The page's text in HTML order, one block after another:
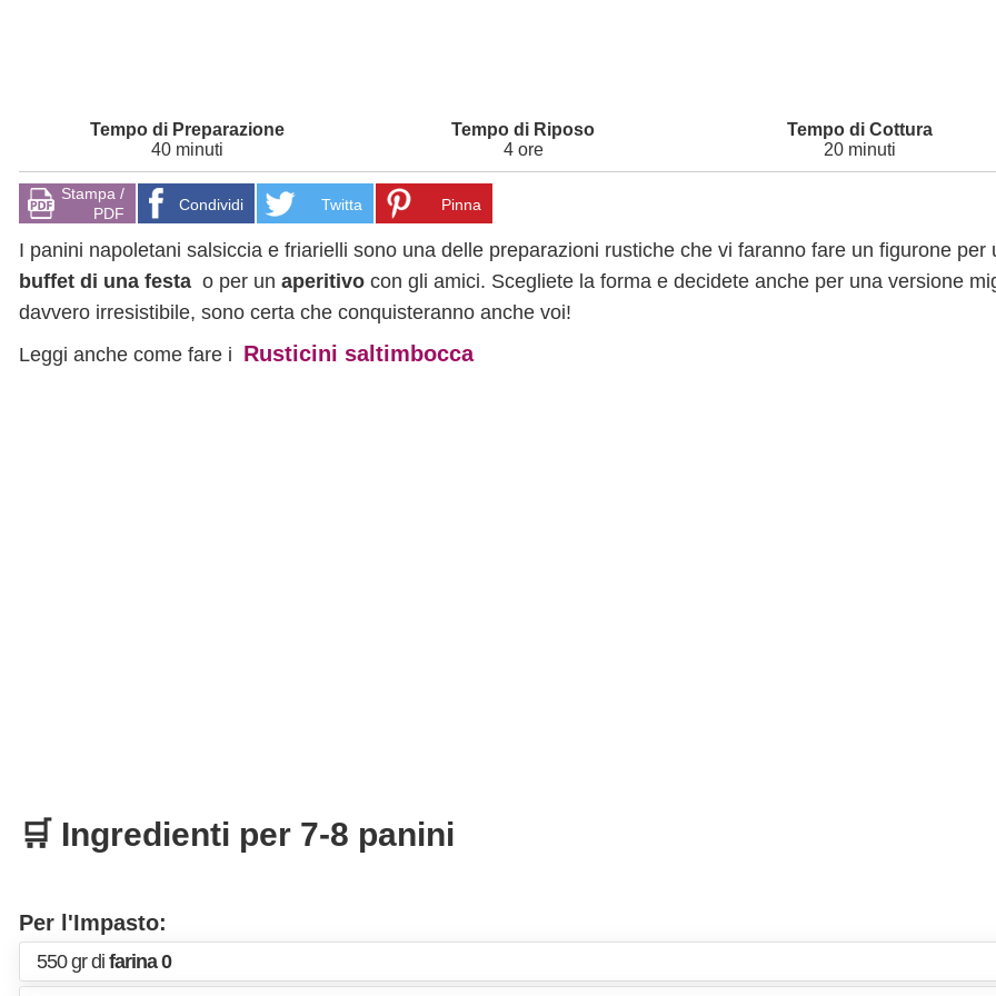
40 minuti 4 ore 20 minuti
Stampa /
PDF
Condividi Twitta Pinna
I panini napoletani salsiccia e friarielli sono una delle preparazioni rustiche che vi faranno fare un figurone per
buffet di una festa o per un aperitivo con gli amici. Scegliete la forma e decidete anche per una versione
davvero irresistibile, sono certa che conquisteranno anche voi!
Leggi anche come fare i Rusticini saltimbocca
🛒 Ingredienti per 7-8 panini
Per l'Impasto:
550 gr di farina 0